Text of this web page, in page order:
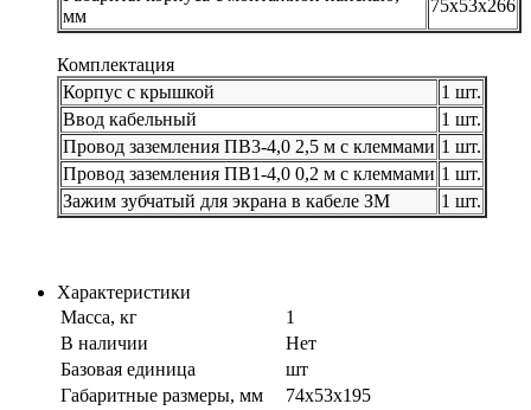
мм
75х53х266
Комплектация
Корпус с крышкой
1 шт.
Ввод кабельный
1 шт.
Провод заземления ПВ3-4,0 2,5 м с клеммами 1 шт.
Провод заземления ПВ1-4,0 0,2 м с клеммами 1 шт.
Зажим зубчатый для экрана в кабеле ЗМ
1 шт.
Характеристики
Масса, кг
1
В наличии
Нет
Базовая единица
шт
Габаритные размеры, мм
74х53х195